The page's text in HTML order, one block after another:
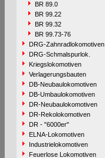
BR 89.0
BR 99.22
BR 99.32
BR 99.73-76
DRG-Zahnradlokomotiven
DRG-Schmalspurlok.
Kriegslokomotiven
Verlagerungsbauten
DB-Neubaulokomotiven
DB-Umbaulokomotiven
DR-Neubaulokomotiven
DR-Rekolokomotiven
DR - "6000er"
ELNA-Lokomotiven
Industrielokomotiven
Feuerlose Lokomotiven